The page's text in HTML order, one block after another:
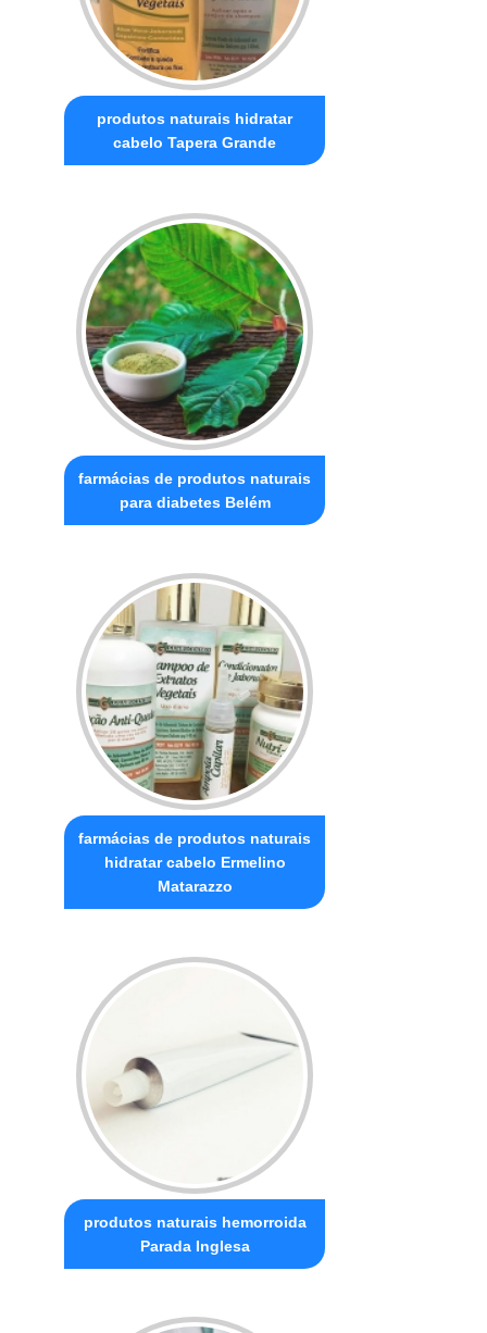
produtos naturais hidratar
cabelo Tapera Grande
farmácias de produtos naturais
para diabetes Belém
farmácias de produtos naturais
hidratar cabelo Ermelino
Matarazzo
produtos naturais hemorroida
Parada Inglesa